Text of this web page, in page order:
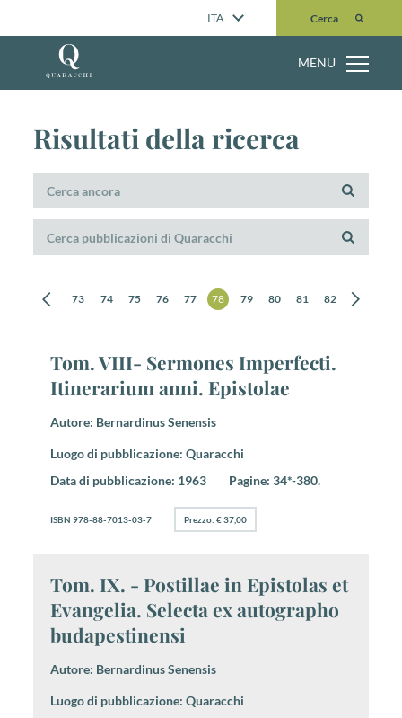
ITA Cerca
Cerca
MENU
Risultati della ricerca
72 73 74 75 76 77 78 79 80 81 82
Tom. VIII- Sermones Imperfecti.
Itinerarium anni. Epistolae
Autore: Bernardinus Senensis
Luogo di pubblicazione: Quaracchi
Data di pubblicazione: 1963 Pagine: 34*-380.
ISBN 978-88-7013-03-7 Prezzo: € 37,00
Tom. IX. - Postillae in Epistolas et
Evangelia. Selecta ex autographo
budapestinensi
Autore: Bernardinus Senensis
Luogo di pubblicazione: Quaracchi